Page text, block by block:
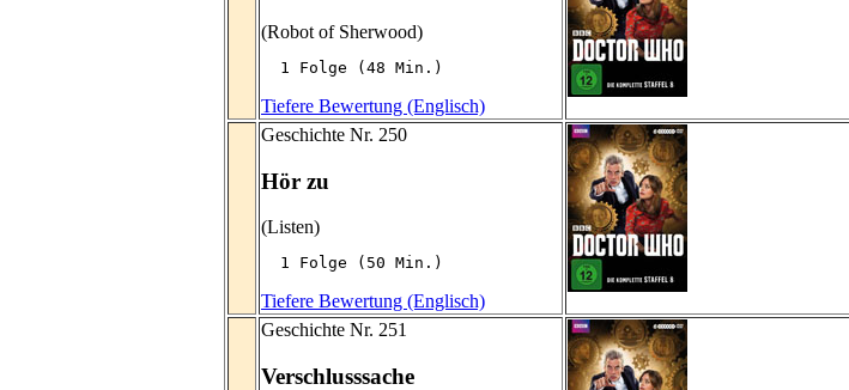
(Robot of Sherwood)
  1 Folge (48 Min.)
Tiefere Bewertung (Englisch)
Geschichte Nr. 250
Hör zu
(Listen)
  1 Folge (50 Min.)
Tiefere Bewertung (Englisch)
Geschichte Nr. 251
Verschlusssache